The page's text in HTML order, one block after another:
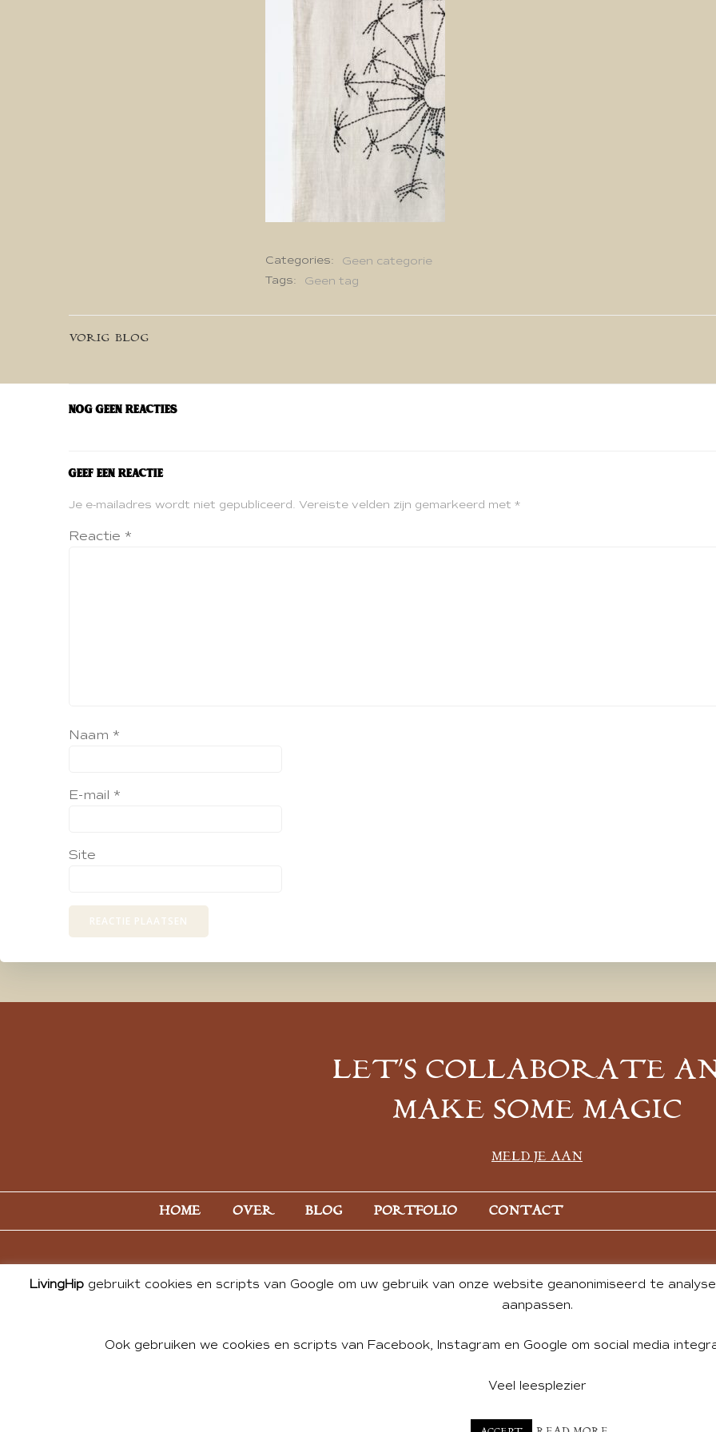
Categories:
Geen categorie
Tags:
Geen tag
Bericht
navigatie
VORIG BLOG
Nog geen reacties
Geef een reactie
Je e-mailadres wordt niet gepubliceerd. Vereiste velden zijn gemarkeerd met *
Reactie *
Naam *
E-mail *
Site
LET’S COLLABORATE
MAKE SOME MAGIC
MELD JE AAN
HOME OVER BLOG PORTFOLIO CONTACT
© 2026 ALL PHOTOS & CONTENT BY ANDREA DE GROOT. WEBSITE DESIGN BY
LivingHip gebruikt cookies en scripts van Google om uw gebruik van onze website geanonimiseerd te
aanpassen.
Ook gebruiken we cookies en scripts van Facebook, Instagram en Google om social media
Veel leesplezier